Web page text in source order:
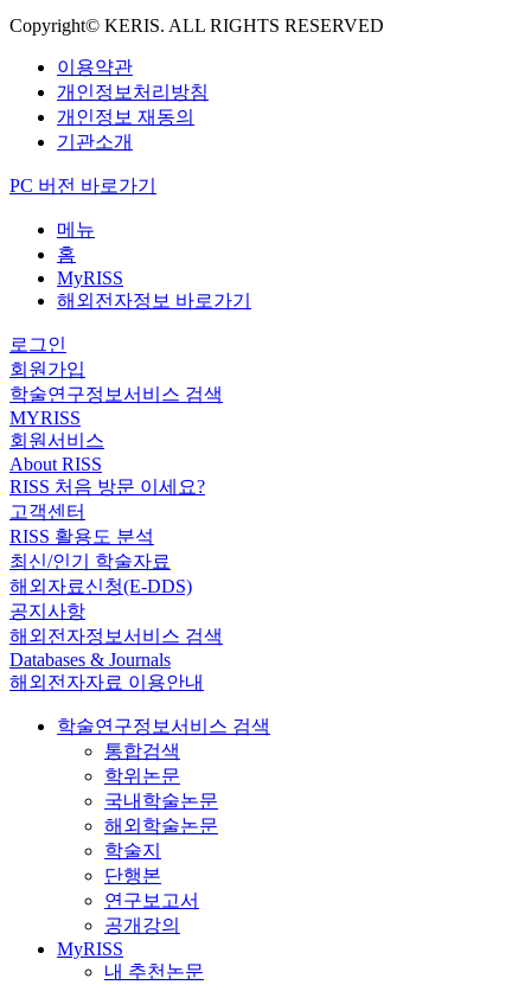
Copyright© KERIS. ALL RIGHTS RESERVED
이용약관
개인정보처리방침
개인정보 재동의
기관소개
PC 버전 바로가기
메뉴
홈
MyRISS
해외전자정보 바로가기
로그인
회원가입
학술연구정보서비스 검색
MYRISS
회원서비스
About RISS
RISS 처음 방문 이세요?
고객센터
RISS 활용도 분석
최신/인기 학술자료
해외자료신청(E-DDS)
공지사항
해외전자정보서비스 검색
Databases & Journals
해외전자자료 이용안내
학술연구정보서비스 검색
통합검색
학위논문
국내학술논문
해외학술논문
학술지
단행본
연구보고서
공개강의
MyRISS
내 추천논문